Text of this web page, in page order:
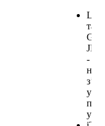
та
JET
-
у